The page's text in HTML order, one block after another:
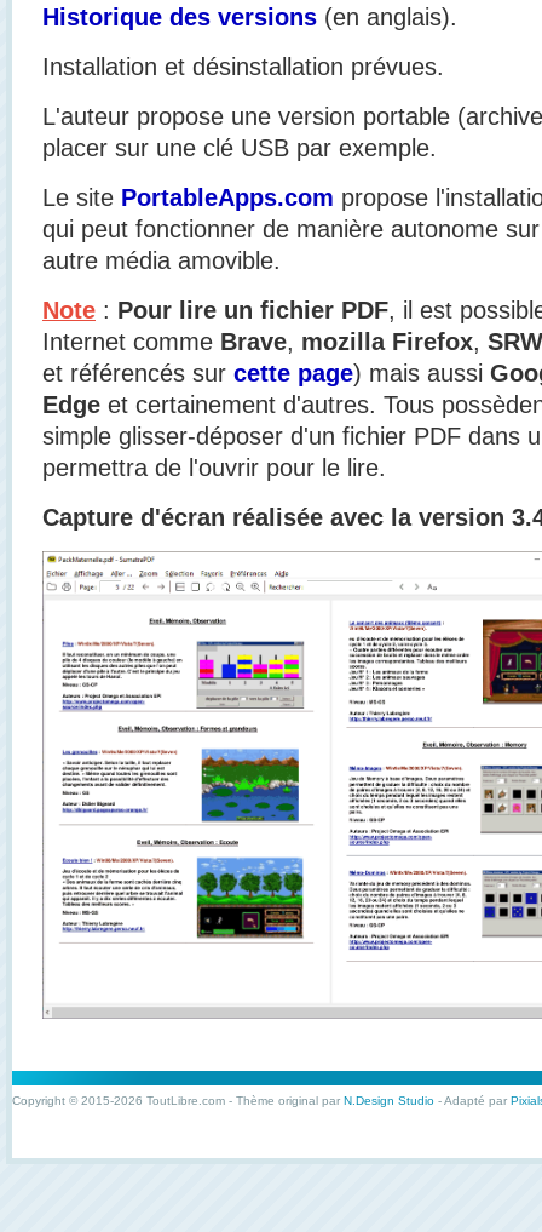
Historique des versions (en anglais).
Installation et désinstallation prévues.
L'auteur propose une version portable
placer sur une clé USB par exemple.
Le site PortableApps.com propose
qui peut fonctionner de manière autonome
autre média amovible.
Note : Pour lire un fichier PDF, il est
Internet comme Brave, mozilla Firefox,
et référencés sur cette page) mais aussi
Edge et certainement d'autres. Tous
simple glisser-déposer d'un fichier PDF dans
permettra de l'ouvrir pour le lire.
Capture d'écran réalisée avec la version
Copyright © 2015-2026 ToutLibre.com - Thème original par N.Design Studio - Adapté par